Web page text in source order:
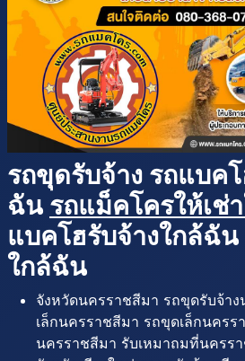
รถขุดรับจ้าง รถแบค
ฉัน รถแม็คโครให้เช่
แบคโฮรับจ้างใกล้ฉัน
ใกล้ฉัน
จังหวัดนครราชสีมา รถขุดรับจ้า
เล็กนครราชสีมา รถขุดเล็กนครร
นครราชสีมา รับเหมาถมที่นครร